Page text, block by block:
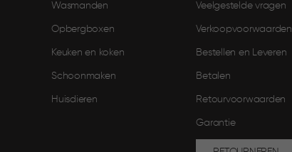
Wasmanden
Opbergboxen
Keuken en koken
Schoonmaken
Huisdieren
Veelgestelde vragen
Verkoopvoorwaarden
Bestellen en Leveren​
Betalen
Retourvoorwaarden
Garantie